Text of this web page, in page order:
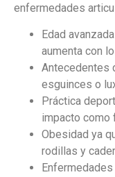
enfermedades
Edad
aumenta con
Antecedentes
esguinces o
Práctica
impacto como
Obesidad ya
rodillas y